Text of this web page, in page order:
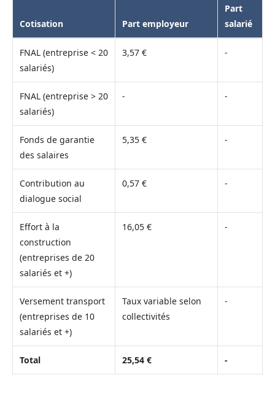
Cotisation Part employeur
Part
salarié
FNAL (entreprise < 20
salariés)
3,57 € -
FNAL (entreprise > 20
salariés)
- -
Fonds de garantie
des salaires
5,35 € -
Contribution au
dialogue social
0,57 € -
Effort à la
construction
(entreprises de 20
salariés et +)
16,05 € -
Versement transport
(entreprises de 10
salariés et +)
Taux variable selon
collectivités
-
Total 25,54 € -